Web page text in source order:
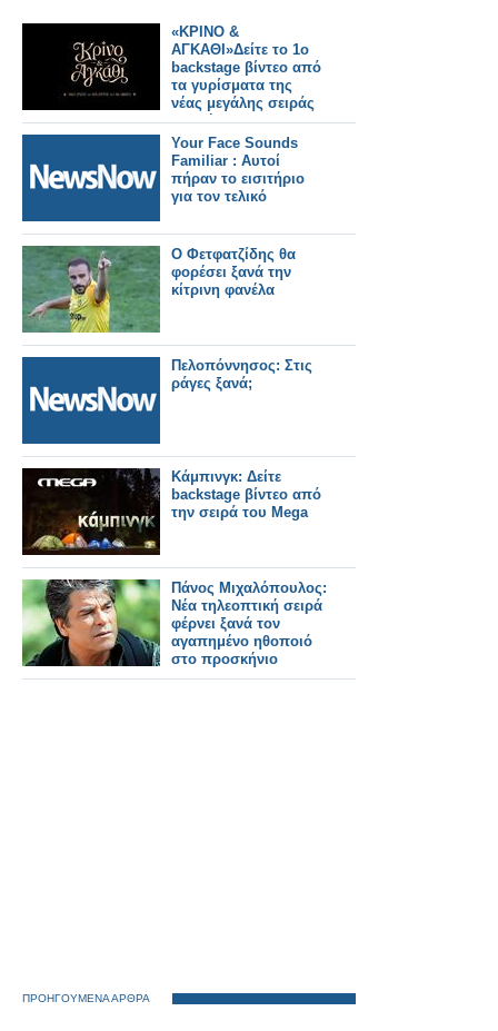
«ΚΡΙΝΟ &
ΑΓΚΑΘΙ»Δείτε το 1ο
backstage βίντεο από
τα γυρίσματα της
νέας μεγάλης σειράς
εποχής του ΑΝΤ1
Your Face Sounds
Familiar : Αυτοί
πήραν το εισιτήριο
για τον τελικό
Ο Φετφατζίδης θα
φορέσει ξανά την
κίτρινη φανέλα
Πελοπόννησος: Στις
ράγες ξανά;
Κάμπινγκ: Δείτε
backstage βίντεο από
την σειρά του Mega
Πάνος Μιχαλόπουλος:
Νέα τηλεοπτική σειρά
φέρνει ξανά τον
αγαπημένο ηθοποιό
στο προσκήνιο
ΠΡΟΗΓΟΥΜΕΝΑ ΑΡΘΡΑ